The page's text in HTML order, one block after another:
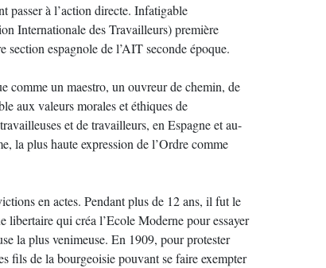
passer à l’action directe. Infatigable
Internationale des Travailleurs) première
espagnole de l’AIT seconde époque.
comme un maestro, un ouvreur de chemin, de
aux valeurs morales et éthiques de
et de travailleurs, en Espagne et au-
la plus haute expression de l’Ordre comme
en actes. Pendant plus de 12 ans, il fut le
libertaire qui créa l’Ecole Moderne pour essayer
la plus venimeuse. En 1909, pour protester
fils de la bourgeoisie pouvant se faire exempter